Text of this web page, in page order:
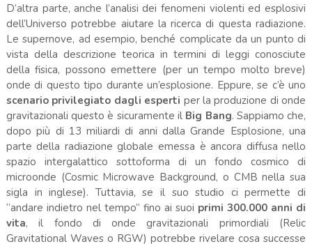
D’altra parte, anche l’analisi dei fenomeni violenti ed esplosivi
dell’Universo potrebbe aiutare la ricerca di questa radiazione.
Le supernove, ad esempio, benché complicate da un punto di
vista della descrizione teorica in termini di leggi conosciute
della fisica, possono emettere (per un tempo molto breve)
onde di questo tipo durante un’esplosione. Eppure, se c’è uno
scenario privilegiato dagli esperti per la produzione di onde
gravitazionali questo è sicuramente il Big Bang. Sappiamo che,
dopo più di 13 miliardi di anni dalla Grande Esplosione, una
parte della radiazione globale emessa è ancora diffusa nello
spazio intergalattico sottoforma di un fondo cosmico di
microonde (Cosmic Microwave Background, o CMB nella sua
sigla in inglese). Tuttavia, se il suo studio ci permette di
“andare indietro nel tempo” fino ai suoi primi 300.000 anni di
vita, il fondo di onde gravitazionali primordiali (Relic
Gravitational Waves o RGW) potrebbe rivelare cosa successe